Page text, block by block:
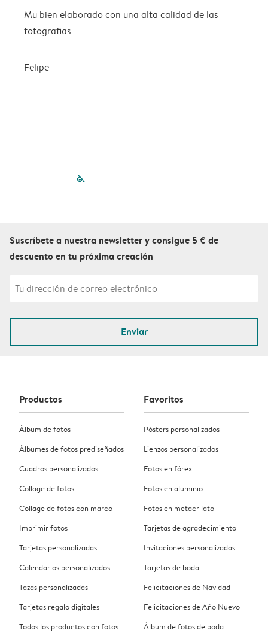
Mu bien elaborado con una alta calidad de las
fotografias
Felipe
filled-pagination
Suscríbete a nuestra newsletter y consigue 5 € de
descuento en tu próxima creación
Enviar
Productos
Álbum de fotos
Álbumes de fotos prediseñados
Cuadros personalizados
Collage de fotos
Collage de fotos con marco
Imprimir fotos
Tarjetas personalizadas
Calendarios personalizados
Tazas personalizadas
Tarjetas regalo digitales
Todos los productos con fotos
Favoritos
Pósters personalizados
Lienzos personalizados
Fotos en fórex
Fotos en aluminio
Fotos en metacrilato
Tarjetas de agradecimiento
Invitaciones personalizadas
Tarjetas de boda
Felicitaciones de Navidad
Felicitaciones de Año Nuevo
Álbum de fotos de boda